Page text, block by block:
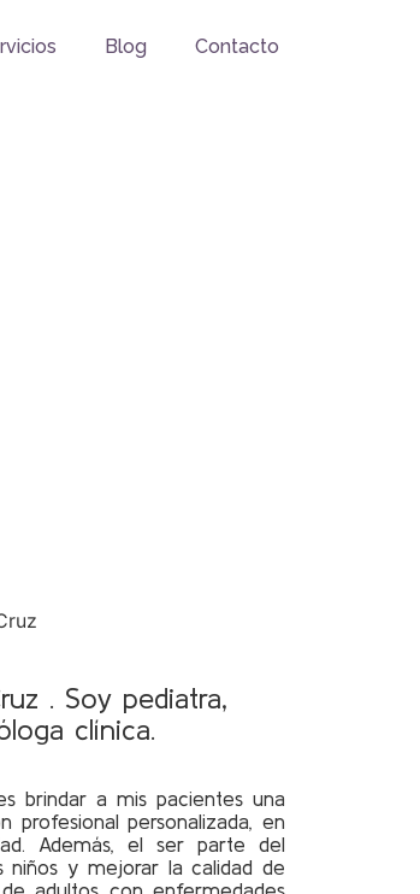
Blog Contacto
. Soy pediatra,
clínica.
brindar a mis pacientes una
profesional personalizada, en
Además, el ser parte del
niños y mejorar la calidad de